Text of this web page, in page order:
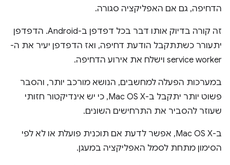
הדחיפה, גם אם האפליקציה סגורה.
זה קורה בדיוק אותו דבר בכל דפדפן ב-Android. הדפדפן
יתעורר כשתתקבל הודעת דחיפה, ואז הדפדפן יעיר את ה-
service worker וישלח את אירוע הדחיפה.
במערכות הפעלה למחשבים, הנושא מורכב יותר, והסבר
פשוט יותר יתקבל ב-Mac OS X, כי יש אינדיקטור חזותי
שעוזר להסביר את התרחישים השונים.
ב-Mac OS X, אפשר לדעת אם תוכנית פועלת או לא לפי
הסימון מתחת לסמל האפליקציה במעגן.